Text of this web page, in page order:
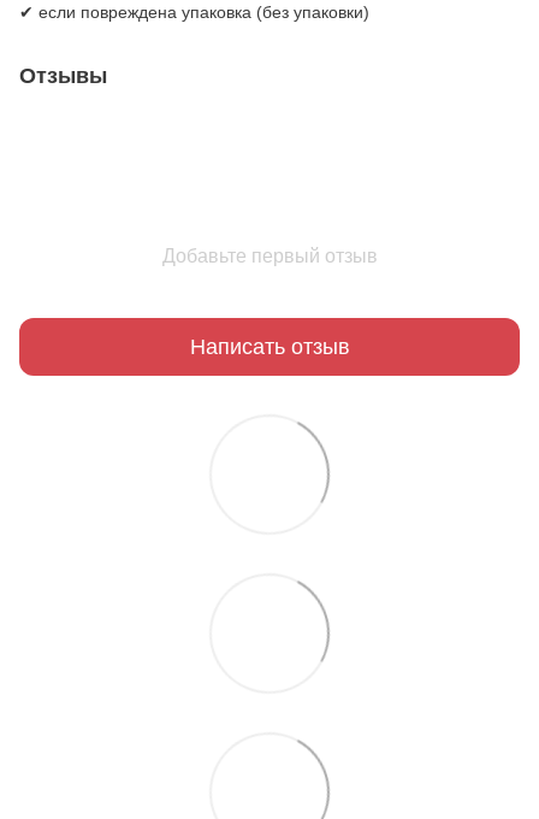
✔ если повреждена упаковка (без упаковки)
Отзывы
Добавьте первый отзыв
Написать отзыв